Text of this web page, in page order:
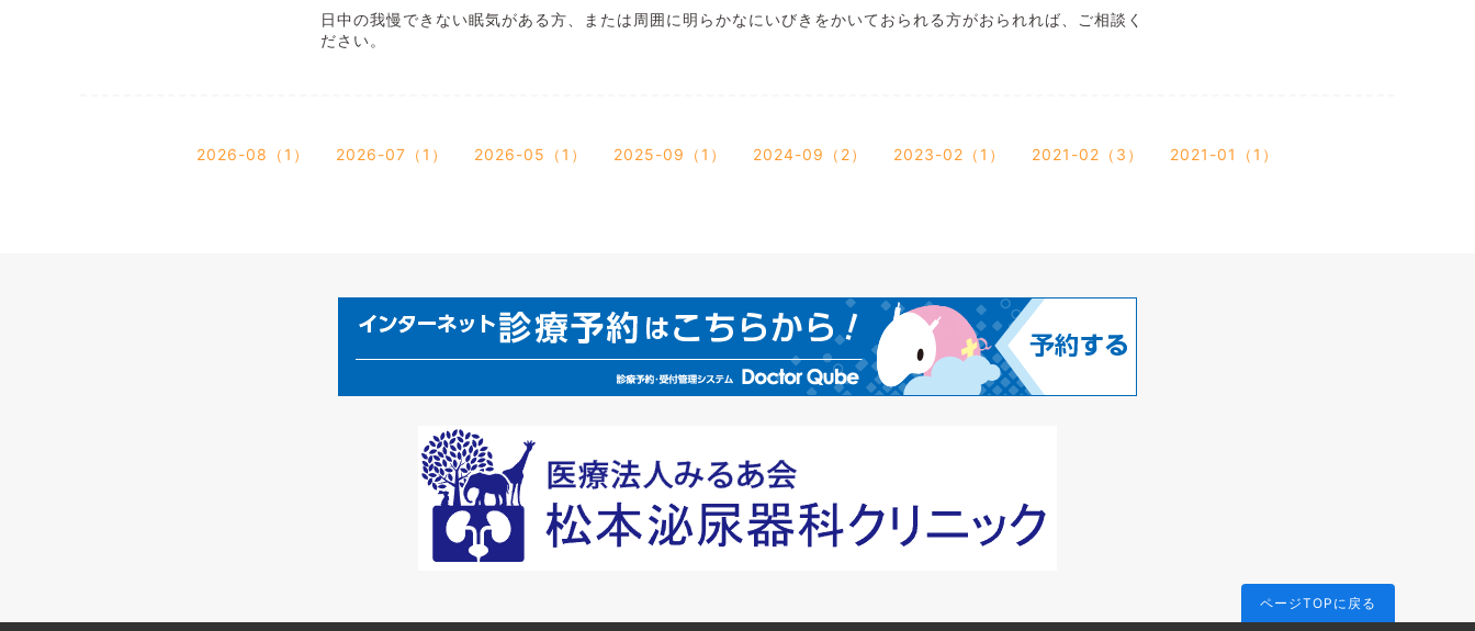
日中の我慢できない眠気がある方、または周囲に明らかなにいびきをかいておられる方がおられれば、ご相談く
ださい。
2026-08（1） 2026-07（1） 2026-05（1） 2025-09（1） 2024-09（2） 2023-02（1） 2021-02（3） 2021-01（1）
ページTOPに戻る